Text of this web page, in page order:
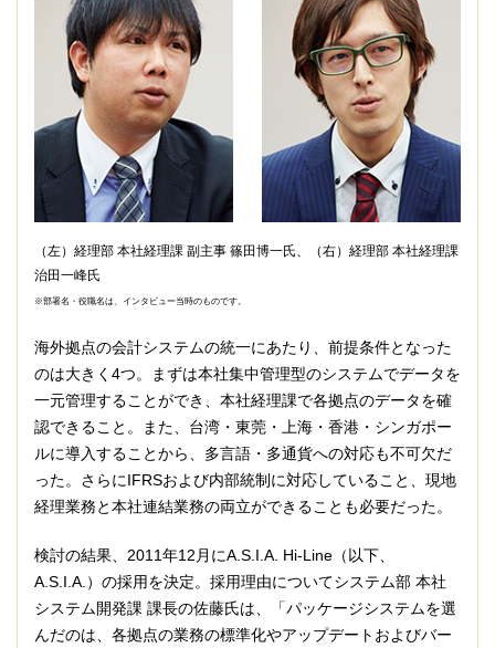
（左）経理部 本社経理課 副主事 篠田博一氏、（右）経理部 本社経理課
治田一峰氏
※部署名・役職名は、インタビュー当時のものです。
海外拠点の会計システムの統一にあたり、前提条件となった
のは大きく4つ。まずは本社集中管理型のシステムでデータを
一元管理することができ、本社経理課で各拠点のデータを確
認できること。また、台湾・東莞・上海・香港・シンガポー
ルに導入することから、多言語・多通貨への対応も不可欠だ
った。さらにIFRSおよび内部統制に対応していること、現地
経理業務と本社連結業務の両立ができることも必要だった。
検討の結果、2011年12月にA.S.I.A. Hi-Line（以下、
A.S.I.A.）の採用を決定。採用理由についてシステム部 本社
システム開発課 課長の佐藤氏は、「パッケージシステムを選
んだのは、各拠点の業務の標準化やアップデートおよびバー